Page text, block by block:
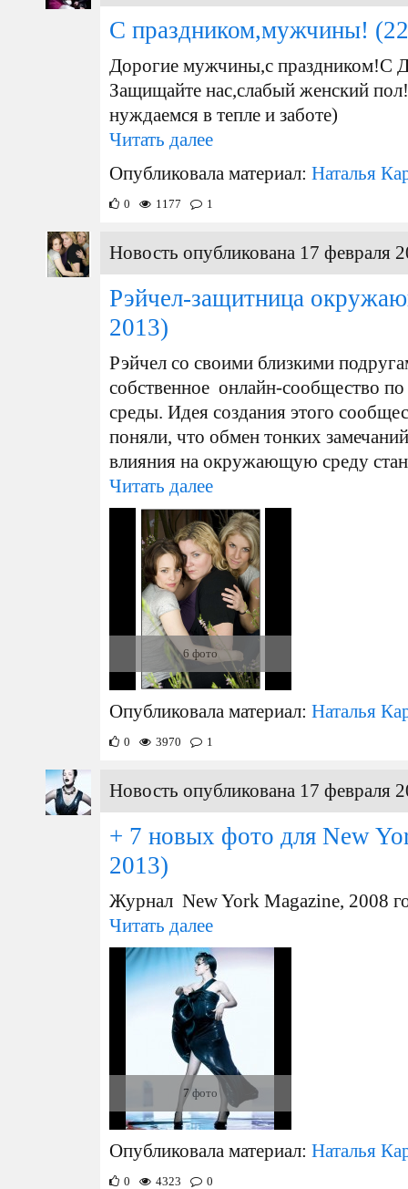
С праздником,мужчины!
Дорогие мужчины,с праздником!С
Защищайте нас,слабый женский
нуждаемся в тепле и заботе)
Читать далее
Опубликовала материал: Наталья
0 1177 1
Новость опубликована 17 февраля
Рэйчел-защитница
2013)
Рэйчел со своими близкими
собственное онлайн-сообщество
среды. Идея создания этого
поняли, что обмен тонких
влияния на окружающую среду
Читать далее
6 фото
Опубликовала материал: Наталья
0 3970 1
Новость опубликована 17 февраля
+ 7 новых фото для New
2013)
Журнал New York Magazine, 2008
Читать далее
7 фото
Опубликовала материал: Наталья
0 4323 0